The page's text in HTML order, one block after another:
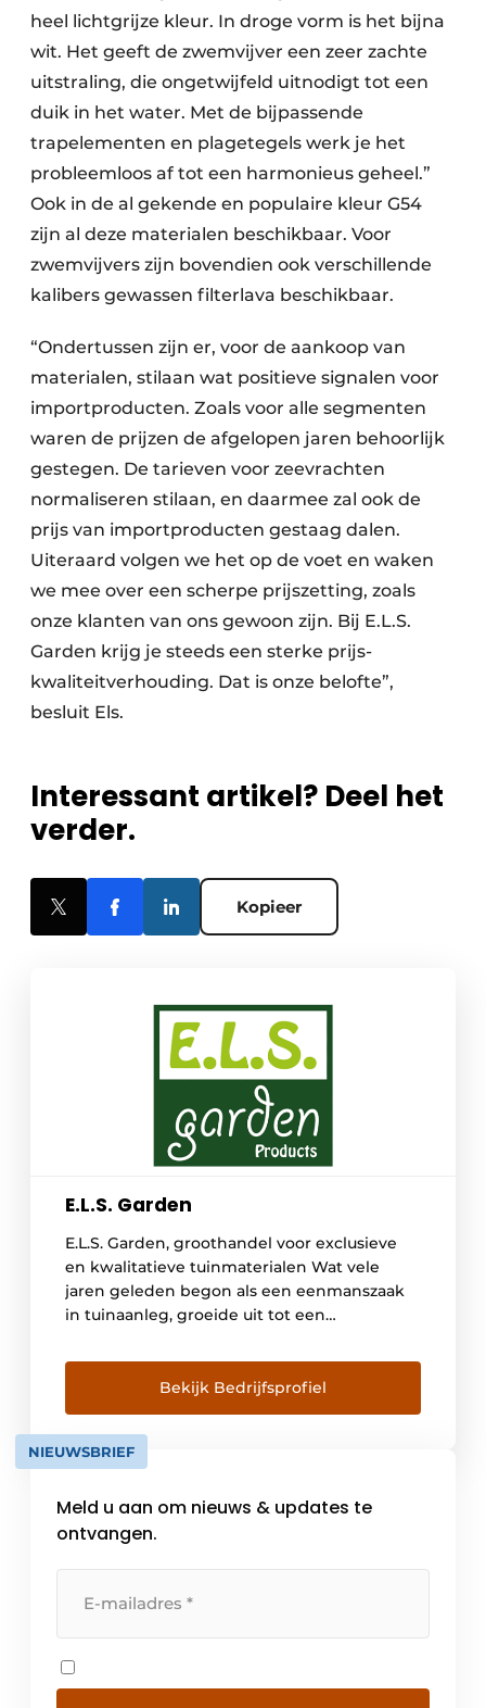
heel lichtgrijze kleur. In droge vorm is het bijna
wit. Het geeft de zwemvijver een zeer zachte
uitstraling, die ongetwijfeld uitnodigt tot een
duik in het water. Met de bijpassende
trapelementen en plagetegels werk je het
probleemloos af tot een harmonieus geheel.”
Ook in de al gekende en populaire kleur G54
zijn al deze materialen beschikbaar. Voor
zwemvijvers zijn bovendien ook verschillende
kalibers gewassen filterlava beschikbaar.
“Ondertussen zijn er, voor de aankoop van
materialen, stilaan wat positieve signalen voor
importproducten. Zoals voor alle segmenten
waren de prijzen de afgelopen jaren behoorlijk
gestegen. De tarieven voor zeevrachten
normaliseren stilaan, en daarmee zal ook de
prijs van importproducten gestaag dalen.
Uiteraard volgen we het op de voet en waken
we mee over een scherpe prijszetting, zoals
onze klanten van ons gewoon zijn. Bij E.L.S.
Garden krijg je steeds een sterke prijs-
kwaliteitverhouding. Dat is onze belofte”,
besluit Els.
Interessant artikel? Deel het
verder.
Kopieer
E.L.S. Garden
E.L.S. Garden, groothandel voor exclusieve
en kwalitatieve tuinmaterialen Wat vele
jaren geleden begon als een eenmanszaak
in tuinaanleg, groeide uit tot een
tuinmaterialen. Jarenlange ervaring in de
tuinsector en een neus voor innovatie
maken van E.L.S. Garden in Laakdal dé
partner bij uitstek voor tuinprojecten. Als
groothandel beschikt E.L.S. Garden over […]
Bekijk Bedrijfsprofiel
NIEUWSBRIEF
Meld u aan om nieuws & updates te
ontvangen.